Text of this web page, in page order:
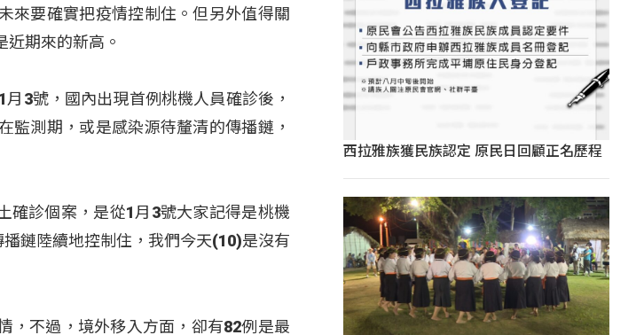
來要確實把疫情控制住。但另外值得關
期來的新高。
3號，國內出現首例桃機人員確診後，
監測期，或是感染源待釐清的傳播鏈，
確診個案，是從1月3號大家記得是桃機
鏈陸續地控制住，我們今天(10)是沒有
，不過，境外移入方面，卻有82例是最
西拉雅族獲民族認定 原民日回顧正名歷程